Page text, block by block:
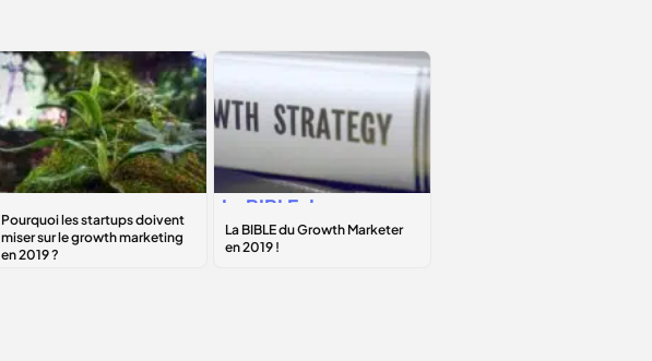
startups doivent
miser sur le
La BIBLE du
Growth Marketer
en 2019 !